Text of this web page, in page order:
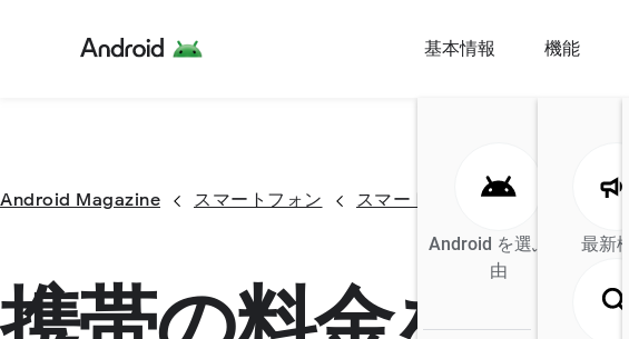
基本情報
Android を選ぶ理
由
機能
最新
Android Magazine スマートフォン スマートフォン全般